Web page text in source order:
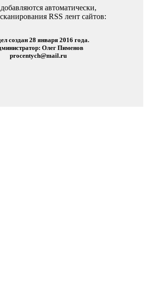
автоматически,
RSS лент сайтов:
создан 28 января 2016 года.
Олег Пименов
procentych@mail.ru